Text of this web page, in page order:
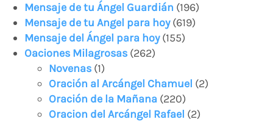
Mensaje de tu Ángel Guardián (196)
Mensaje de tu Angel para hoy(619)
Mensaje del Ángel para hoy(155)
Oaciones Milagrosas (262)
Novenas (1)
Oración al Arcángel Chamuel (2)
Oración de la Mañana (220)
Oracion del Arcángel Rafael (2)